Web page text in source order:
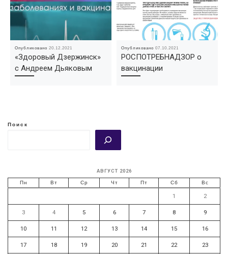
Опубликовано20.12.2021
«Здоровый Дзержинск»
с Андреем Дьяковым
Опубликовано07.10.2021
РОСПОТРЕБНАДЗОР о
вакцинации
Поиск
АВГУСТ 2026
Пн Вт Ср Чт Пт Сб Вс
1 2
3 4 5 6 7 8 9
10 11 12 13 14 15 16
17 18 19 20 21 22 23